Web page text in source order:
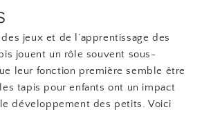
des jeux et de l’apprentissage des
jouent un rôle souvent sous-
leur fonction première semble être
tapis pour enfants ont un impact
développement des petits. Voici